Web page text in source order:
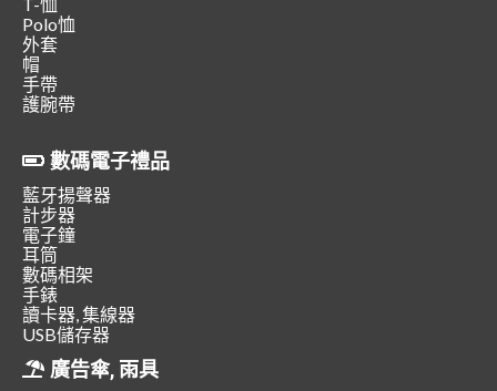
Polo恤
外套
帽
手帶
護腕帶
數碼電子禮品
藍牙揚聲器
計步器
電子鐘
耳筒
數碼相架
手錶
讀卡器, 集線器
USB儲存器
廣告傘, 雨具